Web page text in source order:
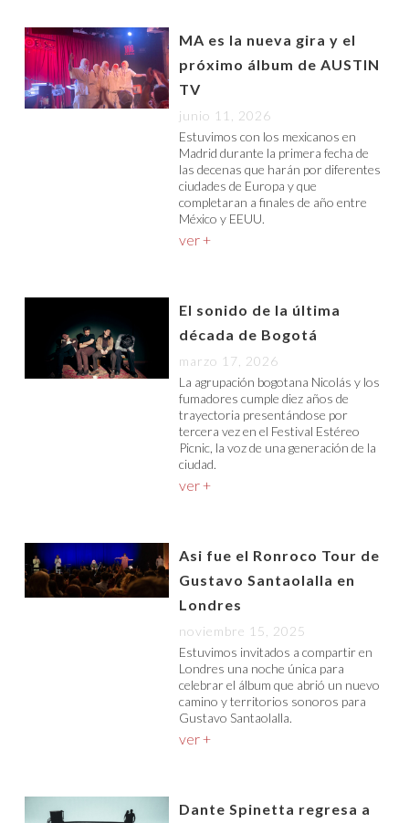
MA es la nueva gira y el
próximo álbum de AUSTIN
TV
junio 11, 2026
Estuvimos con los mexicanos en
Madrid durante la primera fecha de
las decenas que harán por diferentes
ciudades de Europa y que
completaran a finales de año entre
México y EEUU.
ver +
El sonido de la última
década de Bogotá
marzo 17, 2026
La agrupación bogotana Nicolás y los
fumadores cumple diez años de
trayectoria presentándose por
tercera vez en el Festival Estéreo
Picnic, la voz de una generación de la
ciudad.
ver +
Asi fue el Ronroco Tour de
Gustavo Santaolalla en
Londres
noviembre 15, 2025
Estuvimos invitados a compartir en
Londres una noche única para
celebrar el álbum que abrió un nuevo
camino y territorios sonoros para
Gustavo Santaolalla.
ver +
Dante Spinetta regresa a